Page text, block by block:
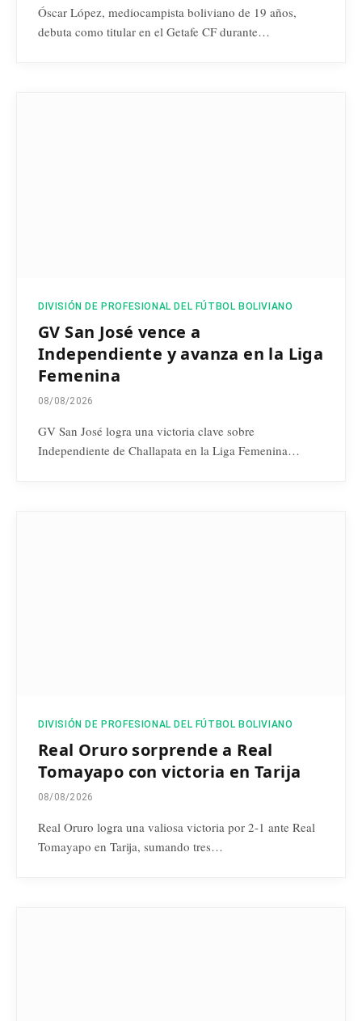
Óscar López, mediocampista boliviano de 19 años,
debuta como titular en el Getafe CF durante…
DIVISIÓN DE PROFESIONAL DEL FÚTBOL BOLIVIANO
GV San José vence a
Independiente y avanza en la Liga
Femenina
08/08/2026
GV San José logra una victoria clave sobre
Independiente de Challapata en la Liga Femenina…
DIVISIÓN DE PROFESIONAL DEL FÚTBOL BOLIVIANO
Real Oruro sorprende a Real
Tomayapo con victoria en Tarija
08/08/2026
Real Oruro logra una valiosa victoria por 2-1 ante Real
Tomayapo en Tarija, sumando tres…